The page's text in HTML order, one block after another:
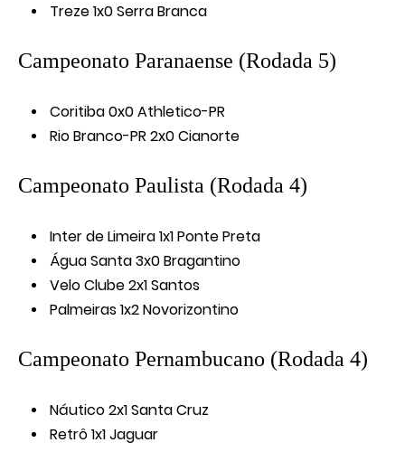
Treze 1x0 Serra Branca
Campeonato Paranaense (Rodada 5)
Coritiba 0x0 Athletico-PR
Rio Branco-PR 2x0 Cianorte
Campeonato Paulista (Rodada 4)
Inter de Limeira 1x1 Ponte Preta
Água Santa 3x0 Bragantino
Velo Clube 2x1 Santos
Palmeiras 1x2 Novorizontino
Campeonato Pernambucano (Rodada 4)
Náutico 2x1 Santa Cruz
Retrô 1x1 Jaguar